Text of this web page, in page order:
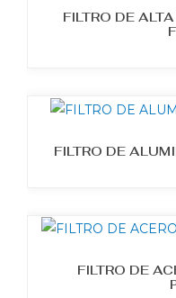
FILTRO DE
FILTRO DE
FILTRO DE